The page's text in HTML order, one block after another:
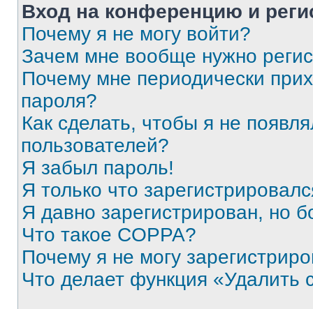
Вход на конференцию и
Почему я не могу войти?
Зачем мне вообще нужно
Почему мне периодически
пароля?
Как сделать, чтобы я не
пользователей?
Я забыл пароль!
Я только что
Я давно зарегистрирован, но
Что такое COPPA?
Почему я не могу
Что делает функция «Удалить